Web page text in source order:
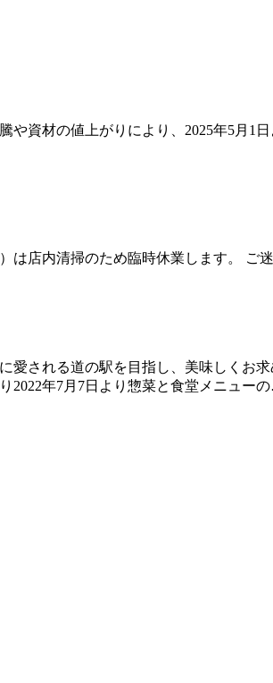
資材の値上がりにより、2025年5月1
店内清掃のため臨時休業します。 ご
される道の駅を目指し、美味しくお
2022年7月7日より惣菜と食堂メニュー